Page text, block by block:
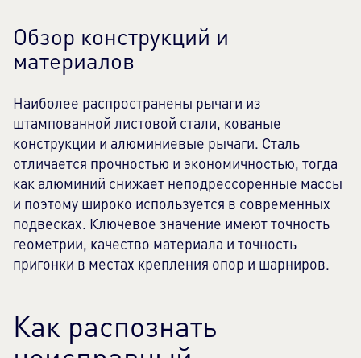
Обзор конструкций и
материалов
Наиболее распространены рычаги из
штампованной листовой стали, кованые
конструкции и алюминиевые рычаги. Сталь
отличается прочностью и экономичностью, тогда
как алюминий снижает неподрессоренные массы
и поэтому широко используется в современных
подвесках. Ключевое значение имеют точность
геометрии, качество материала и точность
пригонки в местах крепления опор и шарниров.
Как распознать